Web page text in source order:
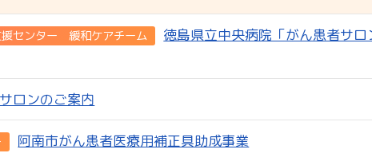
センター 緩和ケアチーム
徳島県立中央病院「がん患者サロ
ロンのご案内
阿南市がん患者医療用補正具助成事業